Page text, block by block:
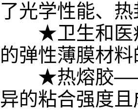
了光学性能、
★卫生和医疗
的弹性薄膜材
★热熔胶——在
异的粘合强度